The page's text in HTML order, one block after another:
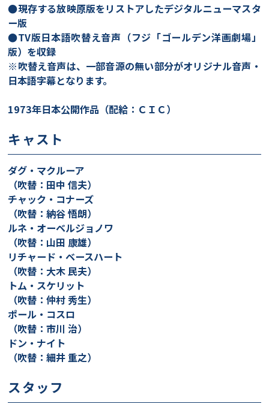
●現存する放映原版をリストアしたデジタルニューマスタ
ー版
●TV版日本語吹替え音声（フジ「ゴールデン洋画劇場」
版）を収録
※吹替え音声は、一部音源の無い部分がオリジナル音声・
日本語字幕となります。
1973年日本公開作品（配給：ＣＩＣ）
キャスト
ダグ・マクルーア
（吹替：田中 信夫）
チャック・コナーズ
（吹替：納谷 悟朗）
ルネ・オーベルジョノワ
（吹替：山田 康雄）
リチャード・ベースハート
（吹替：大木 民夫）
トム・スケリット
（吹替：仲村 秀生）
ポール・コスロ
（吹替：市川 治）
ドン・ナイト
（吹替：細井 重之）
スタッフ